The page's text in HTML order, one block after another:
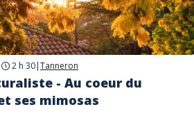
2 h 30|Tanneron
- Au coeur du
ses mimosas